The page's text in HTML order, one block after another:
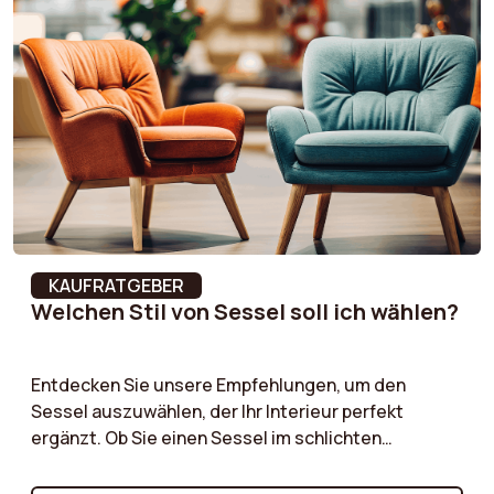
zu überladen. Optimieren Sie Ihre Dekoration mit
einem Sessel, der Komfort und ausgewogene
Proportionen vereint!
KAUFRATGEBER
Welchen Stil von Sessel soll ich wählen?
Entdecken Sie unsere Empfehlungen, um den
Sessel auszuwählen, der Ihr Interieur perfekt
ergänzt. Ob Sie einen Sessel im schlichten